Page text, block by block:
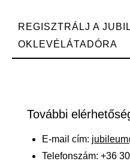
REGISZTRÁLJ A
OKLEVÉLÁTADÓRA
További
E-mail cím:
Telefonszám: +36